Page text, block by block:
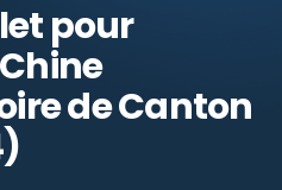
pour
de Canton